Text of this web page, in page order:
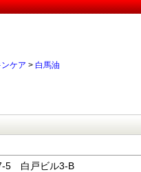
ケア > 白馬油
5 白戸ビル3-B